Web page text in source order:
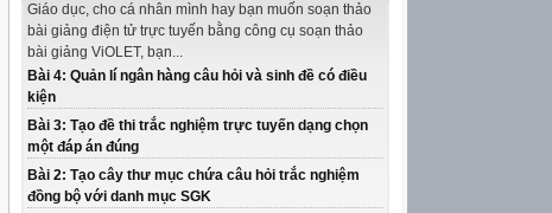
Giáo dục, cho cá nhân mình hay bạn muốn soạn thảo
bài giảng điện tử trực tuyến bằng công cụ soạn thảo
bài giảng ViOLET, bạn...
Bài 4: Quản lí ngân hàng câu hỏi và sinh đề có điều
kiện
Bài 3: Tạo đề thi trắc nghiệm trực tuyến dạng chọn
một đáp án đúng
Bài 2: Tạo cây thư mục chứa câu hỏi trắc nghiệm
đồng bộ với danh mục SGK